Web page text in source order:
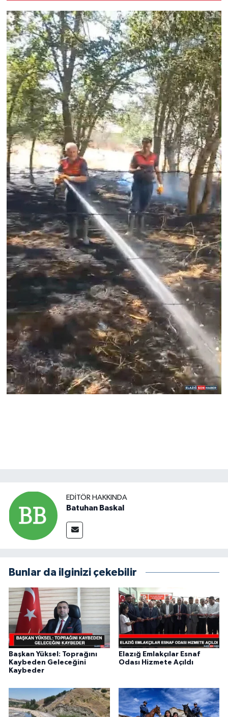
EDITÖR HAKKINDA
Batuhan Baskal
Bunlar da ilginizi çekebilir
Başkan Yüksel: Toprağını
Kaybeden Geleceğini
Kaybeder
Elazığ Emlakçılar Esnaf
Odası Hizmete Açıldı